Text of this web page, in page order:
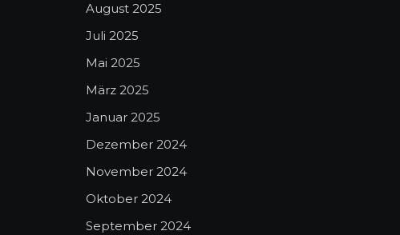
August 2025
Juli 2025
Mai 2025
März 2025
Januar 2025
Dezember 2024
November 2024
Oktober 2024
September 2024